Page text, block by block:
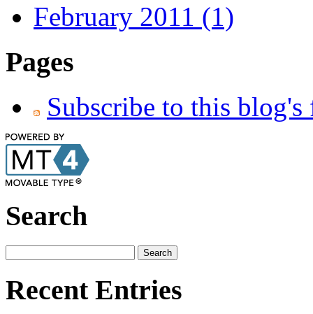
February 2011 (1)
Pages
Subscribe to this blog's
Search
Recent Entries